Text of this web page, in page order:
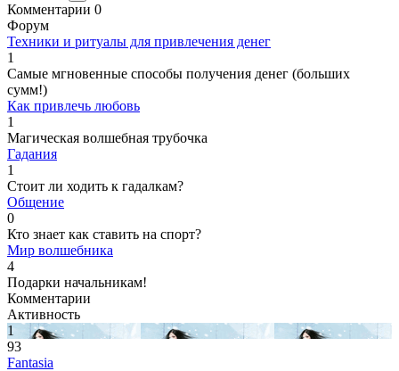
Комментарии 0
Форум
Техники и ритуалы для привлечения денег
1
Самые мгновенные способы получения денег (больших
сумм!)
Как привлечь любовь
1
Магическая волшебная трубочка
Гадания
1
Стоит ли ходить к гадалкам?
Общение
0
Кто знает как ставить на спорт?
Мир волшебника
4
Подарки начальникам!
Комментарии
Активность
1
93
Fantasia